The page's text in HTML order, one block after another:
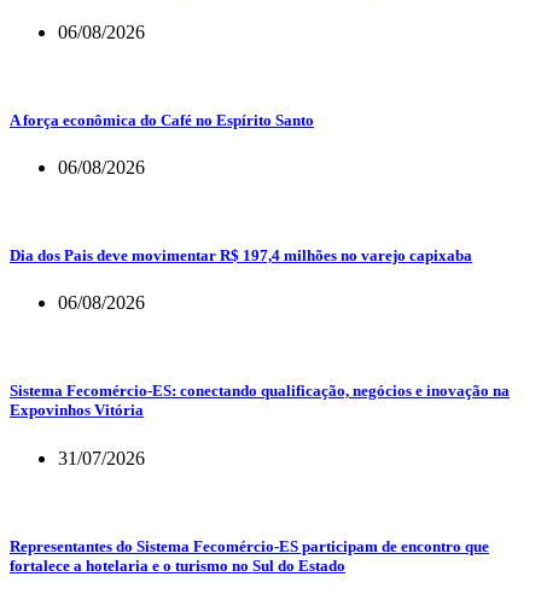
06/08/2026
A força econômica do Café no Espírito Santo
06/08/2026
Dia dos Pais deve movimentar R$ 197,4 milhões no varejo capixaba
06/08/2026
Sistema Fecomércio-ES: conectando qualificação, negócios e inovação na
Expovinhos Vitória
31/07/2026
Representantes do Sistema Fecomércio-ES participam de encontro que
fortalece a hotelaria e o turismo no Sul do Estado